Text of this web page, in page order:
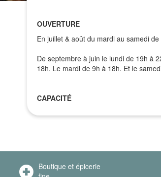
OUVERTURE
En juillet & août du mardi au samedi
De septembre à juin le lundi de 19h à
18h. Le mardi de 9h à 18h. Et le
CAPACITÉ
Boutique et épicerie